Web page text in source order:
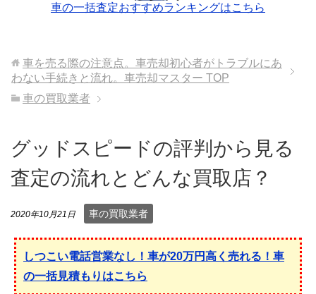
車の一括査定おすすめランキングはこちら
車を売る際の注意点。車売却初心者がトラブルにあ
わない手続きと流れ。車売却マスター TOP
車の買取業者
グッドスピードの評判から見る
査定の流れとどんな買取店？
2020年10月21日 車の買取業者
しつこい電話営業なし！車が20万円高く売れる！車
の一括見積もりはこちら